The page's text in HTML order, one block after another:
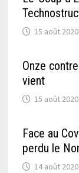
15 août 2020
Onze
vient
15 août 2020
Face au
perdu le
14 août 2020